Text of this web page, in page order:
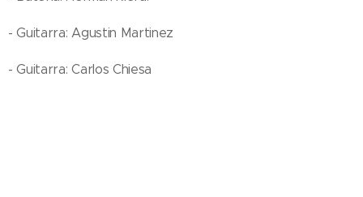
- Guitarra: Agustin Martinez
- Guitarra: Carlos Chiesa